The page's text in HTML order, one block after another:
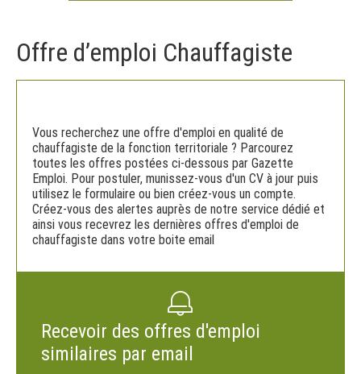
Offre d’emploi Chauffagiste
Vous recherchez une offre d'emploi en qualité de
chauffagiste de la fonction territoriale ? Parcourez
toutes les offres postées ci-dessous par Gazette
Emploi. Pour postuler, munissez-vous d'un CV à jour puis
utilisez le formulaire ou bien créez-vous un compte.
Créez-vous des alertes auprès de notre service dédié et
ainsi vous recevrez les dernières offres d'emploi de
chauffagiste dans votre boite email
Recevoir des offres d'emploi
similaires par email